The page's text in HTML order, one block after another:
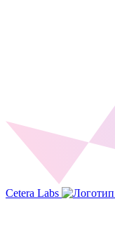
Cetera Labs